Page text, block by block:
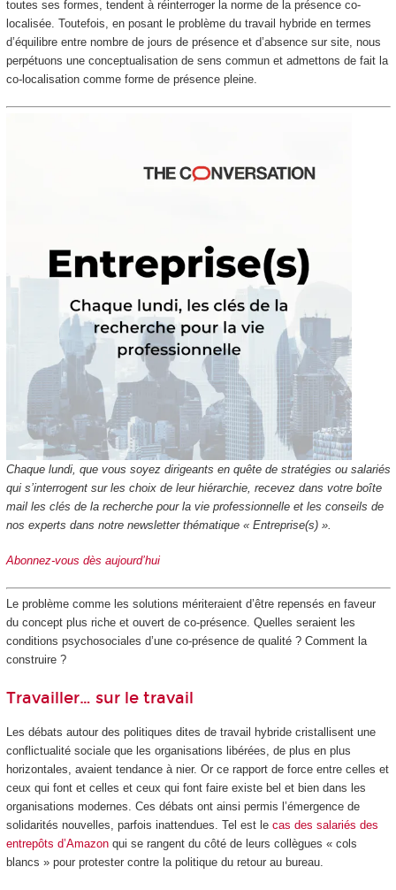
toutes ses formes, tendent à réinterroger la norme de la présence co-
localisée. Toutefois, en posant le problème du travail hybride en termes
d’équilibre entre nombre de jours de présence et d’absence sur site, nous
perpétuons une conceptualisation de sens commun et admettons de fait la
co-localisation comme forme de présence pleine.
Chaque lundi, que vous soyez dirigeants en quête de stratégies ou salariés
qui s’interrogent sur les choix de leur hiérarchie, recevez dans votre boîte
mail les clés de la recherche pour la vie professionnelle et les conseils de
nos experts dans notre newsletter thématique « Entreprise(s) ».
Abonnez-vous dès aujourd’hui
Le problème comme les solutions mériteraient d’être repensés en faveur
du concept plus riche et ouvert de co-présence. Quelles seraient les
conditions psychosociales d’une co-présence de qualité ? Comment la
construire ?
Travailler… sur le travail
Les débats autour des politiques dites de travail hybride cristallisent une
conflictualité sociale que les organisations libérées, de plus en plus
horizontales, avaient tendance à nier. Or ce rapport de force entre celles et
ceux qui font et celles et ceux qui font faire existe bel et bien dans les
organisations modernes. Ces débats ont ainsi permis l’émergence de
solidarités nouvelles, parfois inattendues. Tel est le cas des salariés des
entrepôts d’Amazonqui se rangent du côté de leurs collègues « cols
blancs » pour protester contre la politique du retour au bureau.